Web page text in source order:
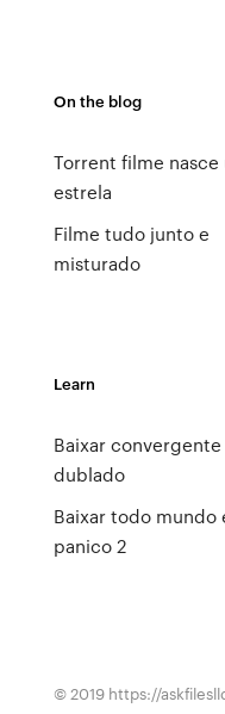
On the blog
Torrent filme nasce
estrela
Filme tudo junto e
misturado
Learn
Baixar convergente
dublado
Baixar todo mundo
panico 2
© 2019 https://